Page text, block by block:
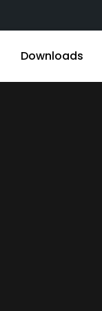
Downloads